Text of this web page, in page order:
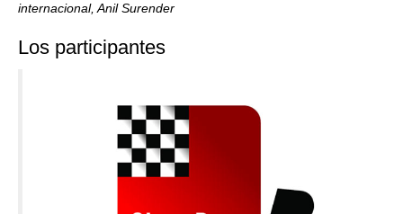
internacional, Anil Surender
Los participantes